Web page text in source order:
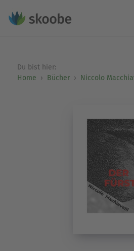
Du bist hier:
Home
Bücher Niccolo